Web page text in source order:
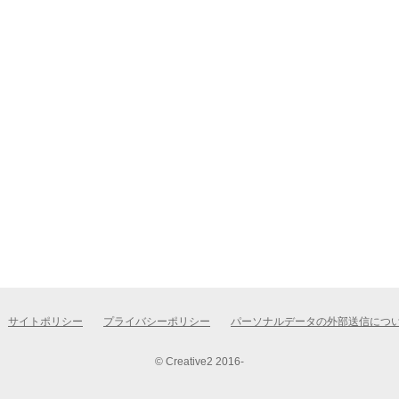
サイトポリシー プライバシーポリシー パーソナルデータの外部送信につ
© Creative2 2016-